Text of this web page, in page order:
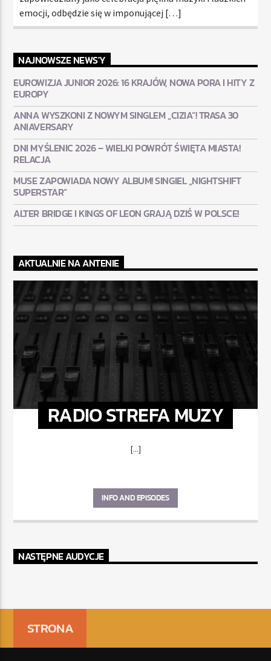
emocji, odbędzie się w imponującej […]
NAJNOWSZE NEWS'Y
EUROWIZJA JUNIOR 2026: 16 KRAJÓW, NOWA PORA I HITY Z
EUROPY
ANNA WYSZKONI Z NOWYM SINGLEM „CIZIA”! TRASA 30
ANIAVERSARY
DNI MYŚLENIC 2026 – WIELKI POWRÓT ŚWIĘTA MIASTA!
RELACJA
MUSE ZAPOWIADA NOWY ALBUM! SINGIEL „NIGHTSHIFT
SUPERSTAR”
ALTER BRIDGE I KINGS OF LEON GRAJĄ DZIŚ W POLSCE!
AKTUALNIE NA ANTENIE
RADIO STREFA MUZY
[...]
INFO AND EPISODES
NASTĘPNE AUDYCJE
STRONA